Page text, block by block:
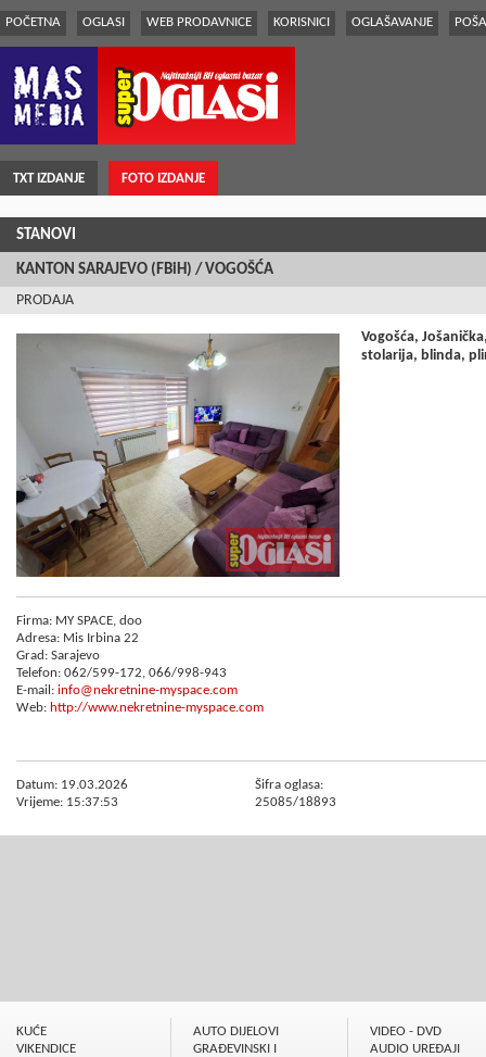
POČETNA OGLASI WEB PRODAVNICE KORISNICI OGLAŠAVANJE
TXT IZDANJE FOTO IZDANJE
STANOVI
KANTON SARAJEVO (FBiH) / VOGOŠĆA
PRODAJA
Vogošća,
stolarija, blinda,
Firma: MY SPACE, doo
Adresa: Mis Irbina 22
Grad: Sarajevo
Telefon: 062/599-172, 066/998-943
E-mail: info@nekretnine-myspace.com
Web: http://www.nekretnine-myspace.com
Datum: 19.03.2026
Vrijeme: 15:37:53
Šifra oglasa:
25085/18893
KUĆE
VIKENDICE
AUTO DIJELOVI
GRAÐEVINSKI I
VIDEO - DVD
AUDIO UREÐAJI